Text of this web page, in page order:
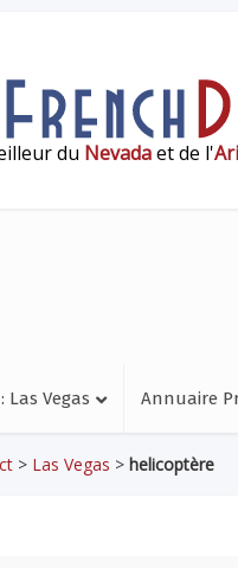
du Nevadaet de l'
Vegas Annuaire
> Las Vegas > helicoptère